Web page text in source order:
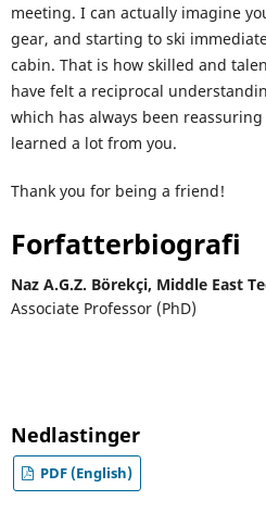
meeting. I can actually imagine
gear, and starting to ski
cabin. That is how skilled and
have felt a reciprocal
which has always been
learned a lot from you.
Thank you for being a friend!
Forfatterbiografi
Naz A.G.Z. Börekçi, Middle East
Associate Professor (PhD)
Nedlastinger
PDF (English)